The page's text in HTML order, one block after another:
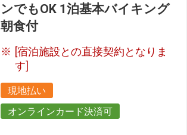
ンでもOK 1泊基本バイキング
朝食付
[宿泊施設との直接契約となりま
す]
現地払い
オンラインカード決済可